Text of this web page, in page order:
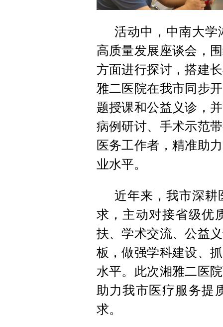
活动中，中南大学
高质量发展座谈会，
方面进行探讨，搭建
雅二医院在我市同步
题授课和公益义诊，
病例研讨、手术示范
医务工作者，精准助
业水平。
近年来，我市深耕
求，主动对接省级优
扶、学术交流、公益
板，做强学科建设、
水平。此次湘雅二医
助力我市医疗服务提
求。